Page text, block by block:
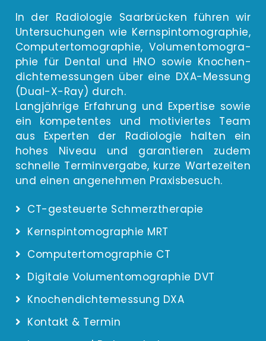
In der Radio­lo­gie Saar­brü­cken füh­ren wir
Unter­su­chun­gen wie Kern­spin­to­mo­gra­phie,
Com­pu­ter­to­mo­gra­phie, Volu­men­to­mo­gra­
phie für Den­tal und HNO sowie Kno­chen­
dich­te­mes­sun­gen über eine DXA-Mes­sung
(Dual-X-Ray) durch.
Lang­jäh­ri­ge Erfah­rung und Exper­ti­se sowie
ein kom­pe­ten­tes und moti­vier­tes Team
aus Exper­ten der Radio­lo­gie hal­ten ein
hohes Niveau und garan­tie­ren zudem
schnel­le Ter­min­ver­ga­be, kur­ze War­te­zei­ten
und einen ange­neh­men Praxisbesuch.
CT-gesteuerte Schmerztherapie
Kernspintomographie MRT
Computertomographie CT
Digitale Volumentomographie DVT
Knochendichtemessung DXA
Kontakt & Termin